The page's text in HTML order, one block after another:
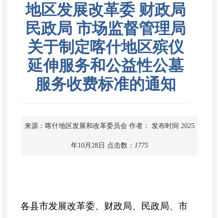
地区发展改革委 财政局
民政局 市场监督管理局
关于制定喀什地区殡仪
延伸服务和公益性公墓
服务收费标准的通知
来源：喀什地区发展和改革委员会 作者： 发布时间 2025
年10月28日 点击数： 1775
各县市发展改革委、财政局、民政局、市